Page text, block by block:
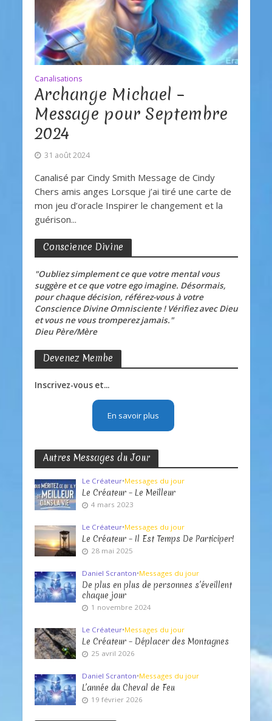
Canalisations
Archange Michael –
Message pour Septembre
2024
31 août 2024
Canalisé par Cindy Smith Message de Cindy
Chers amis anges Lorsque j’ai tiré une carte de
mon jeu d’oracle Inspirer le changement et la
guérison...
Conscience Divine
"Oubliez simplement ce que votre mental vous
suggère et ce que votre ego imagine. Désormais,
pour chaque décision, référez-vous à votre
Conscience Divine Omnisciente ! Vérifiez avec Dieu
et vous ne vous tromperez jamais."
Dieu Père/Mère
Devenez Membe
Inscrivez-vous et...
En savoir plus
Autres Messages du Jour
Le Créateur•Messages du jour
Le Créateur – Le Meilleur
4 mars 2023
Le Créateur•Messages du jour
Le Créateur – Il Est Temps De Participer!
28 mai 2025
Daniel Scranton•Messages du jour
De plus en plus de personnes s’éveillent
chaque jour
1 novembre 2024
Le Créateur•Messages du jour
Le Créateur – Déplacer des Montagnes
25 avril 2026
Daniel Scranton•Messages du jour
L’année du Cheval de Feu
19 février 2026